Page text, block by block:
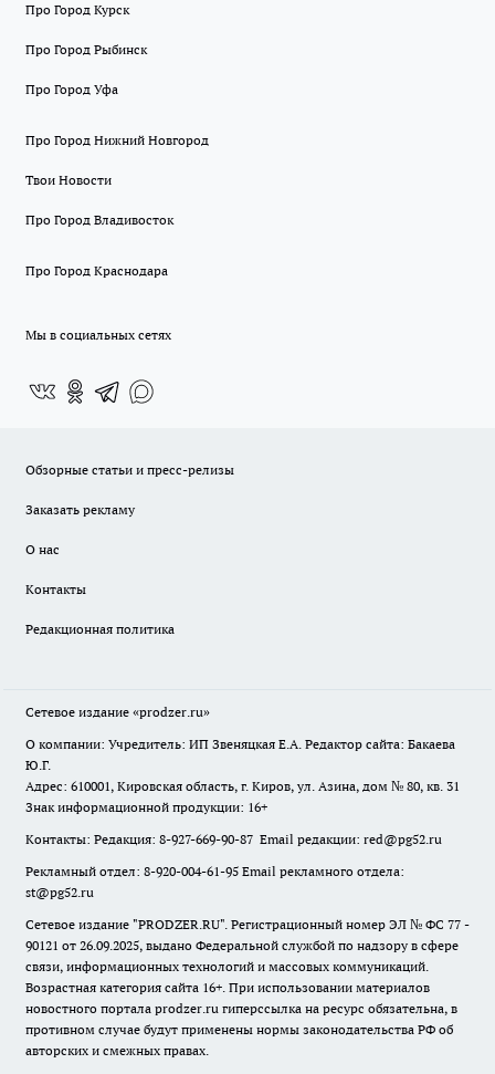
Про Город Курск
Про Город Рыбинск
Про Город Уфа
Про Город Нижний Новгород
Твои Новости
Про Город Владивосток
Про Город Краснодара
Мы в социальных сетях
Обзорные статьи и пресс-релизы
Заказать рекламу
О нас
Контакты
Редакционная политика
Сетевое издание «prodzer.ru»
О компании: Учредитель: ИП Звеняцкая Е.А. Редактор сайта: Бакаева
Ю.Г.
Адрес: 610001, Кировская область, г. Киров, ул. Азина, дом № 80, кв. 31
Знак информационной продукции: 16+
Контакты: Редакция: 8-927-669-90-87 Email редакции: red@pg52.ru
Рекламный отдел: 8-920-004-61-95 Email рекламного отдела:
st@pg52.ru
Сетевое издание "PRODZER.RU". Регистрационный номер ЭЛ № ФС 77 -
90121 от 26.09.2025, выдано Федеральной службой по надзору в сфере
связи, информационных технологий и массовых коммуникаций.
Возрастная категория сайта 16+. При использовании материалов
новостного портала prodzer.ru гиперссылка на ресурс обязательна, в
противном случае будут применены нормы законодательства РФ об
авторских и смежных правах.